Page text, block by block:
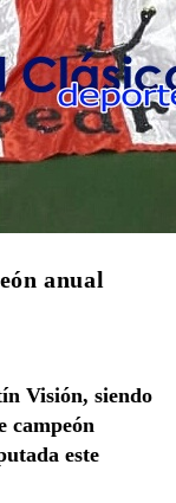
anual
Visión, siendo
campeón
este